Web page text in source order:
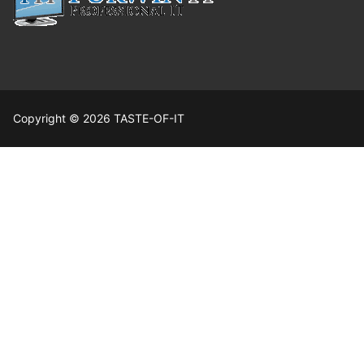
Copyright © 2026 TASTE-OF-IT